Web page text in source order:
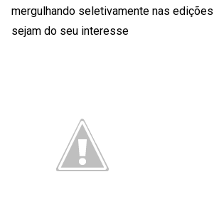
mergulhando seletivamente nas
sejam do seu interesse